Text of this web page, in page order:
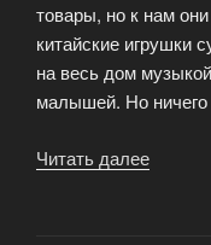
товары, но к нам
китайские игрушки
на весь дом
малышей. Но ничего
Читать далее